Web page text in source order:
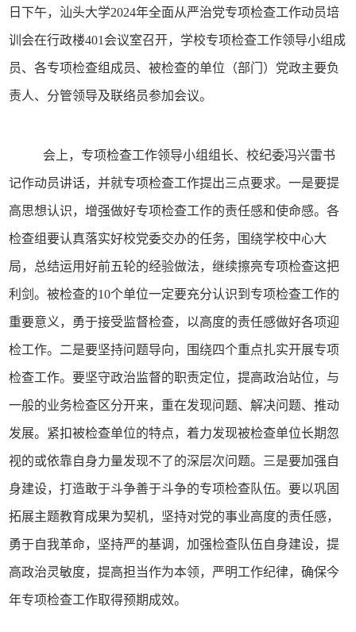
日下午， 汕头大学2024年全面从严治党专项检查工作动员培
训会在行政楼401会议室召开，学校专项检查工作领导小组成
员、各专项检查组成员、被检查的单位（部门）党政主要负
责人、分管领导及联络员参加会议。
会上，专项检查工作领导小组组长、校纪委冯兴雷书
记作动员讲话，并就专项检查工作提出三点要求。一是要提
高思想认识，增强做好专项检查工作的责任感和使命感。各
检查组要认真落实好校党委交办的任务，围绕学校中心大
局，总结运用好前五轮的经验做法，继续擦亮专项检查这把
利剑。被检查的10个单位一定要充分认识到专项检查工作的
重要意义，勇于接受监督检查，以高度的责任感做好各项迎
检工作。 二是要坚持问题导向，围绕四个重点扎实开展专项
检查工作。要坚守政治监督的职责定位，提高政治站位，与
一般的业务检查区分开来，重在发现问题、解决问题、推动
发展。紧扣被检查单位的特点，着力发现被检查单位长期忽
视的或依靠自身力量发现不了的深层次问题。三是要加强自
身建设，打造敢于斗争善于斗争的专项检查队伍。要以巩固
拓展主题教育成果为契机， 坚持对党的事业高度的责任感，
勇于自我革命， 坚持严的基调，加强检查队伍自身建设，提
高政治灵敏度，提高担当作为本领， 严明工作纪律，确保今
年专项检查工作取得预期成效。